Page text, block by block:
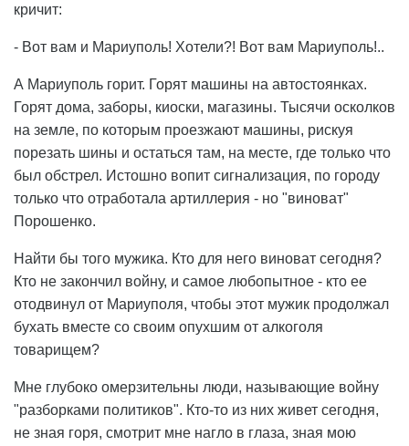
кричит:
- Вот вам и Мариуполь! Хотели?! Вот вам Мариуполь!..
А Мариуполь горит. Горят машины на автостоянках.
Горят дома, заборы, киоски, магазины. Тысячи осколков
на земле, по которым проезжают машины, рискуя
порезать шины и остаться там, на месте, где только что
был обстрел. Истошно вопит сигнализация, по городу
только что отработала артиллерия - но "виноват"
Порошенко.
Найти бы того мужика. Кто для него виноват сегодня?
Кто не закончил войну, и самое любопытное - кто ее
отодвинул от Мариуполя, чтобы этот мужик продолжал
бухать вместе со своим опухшим от алкоголя
товарищем?
Мне глубоко омерзительны люди, называющие войну
"разборками политиков". Кто-то из них живет сегодня,
не зная горя, смотрит мне нагло в глаза, зная мою